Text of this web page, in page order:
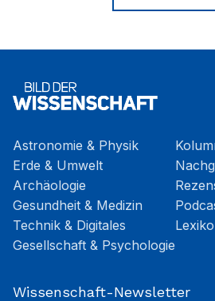
Astronomie & Physik
Erde & Umwelt
Archäologie
Gesundheit & Medizin
Technik & Digitales
Gesellschaft & Psychologie
Wissenschaft-Newsletter